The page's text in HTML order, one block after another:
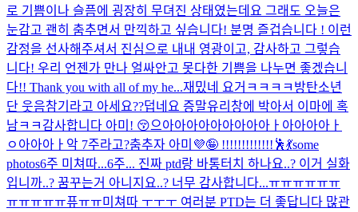
로 기쁨이나 슬픔에 굉장히 무뎌진 상태였는데요 그래도 오늘은
눈감고 괜히 춤추면서 만끽하고 싶습니다! 분명 즐겁습니다 ! 이런
감정을 선사해주셔서 진심으로 내내 영광이고, 감사하고 그렇습
니다! 우리 언젠가 만나 얼싸안고 못다한 기쁨을 나누면 좋겠습니
다!! Thank you with all of my he...재밌네 요거ㅋㅋㅋㅋ 방탄소년
단 웃음참기라고 아세요??덥네요 증말유리창에 박아서 이마에 혹
남ㅋㅋ 감사합니다 아미! 😚으아아아아아아아아아ㅏ아아아아ㅏ
ㅇ아아아ㅏ악 7주라고?춤추자 아미💜🤪 !!!!!!!!!!!!!🕺💃some
photos6주 미쳐따...6주... 진짜 ptd랑 바통터치 하나요..? 이거 실화
입니까..? 꿈꾸는거 아니지요..? 너무 감사합니다...ㅠㅠㅠㅠㅠㅠ
ㅠㅠㅠㅠㅠ퓨ㅠㅠ미쳐따 ㅜㅜㅜ 여러분 PTD는 더 좋답니다 많관